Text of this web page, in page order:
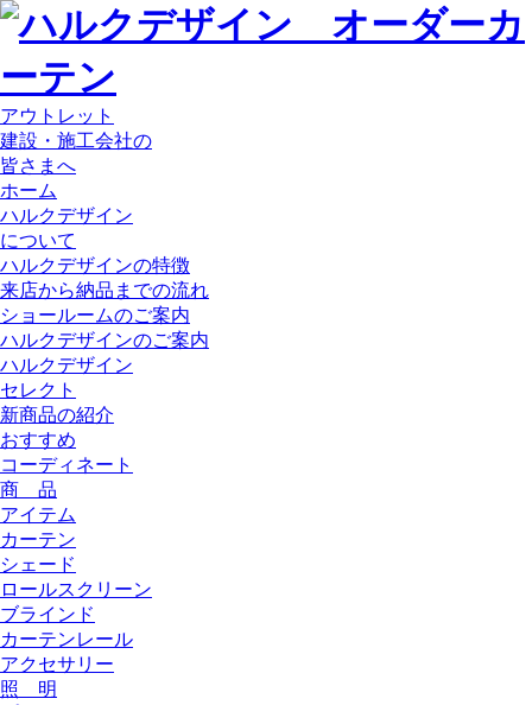
アウトレット
建設・施工会社の
皆さまへ
ホーム
ハルクデザイン
について
ハルクデザインの特徴
来店から納品までの流れ
ショールームのご案内
ハルクデザインのご案内
ハルクデザイン
セレクト
新商品の紹介
おすすめ
コーディネート
商 品
アイテム
カーテン
シェード
ロールスクリーン
ブラインド
カーテンレール
アクセサリー
照 明